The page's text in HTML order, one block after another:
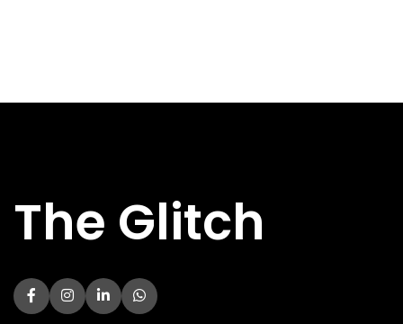
PROCESSORNAAM 4500
TOTAAL AANTAL
12
PROCESSORFAMILIE Ryzen 5
PROCESSORSOCKET AM4
PROCESSORNAAM
TOTAAL AANTAL
The Glitch